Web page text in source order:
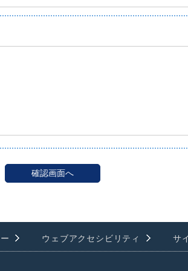
ウェブアクセシビリティ サ